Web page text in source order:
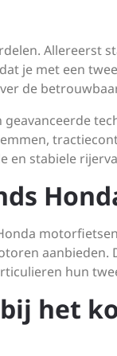
Allereerst
je met een
de
en stabiele
aanbieden.
hun
het